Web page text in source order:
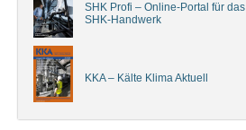
SHK Profi – Online-Portal für das
SHK-Handwerk
KKA – Kälte Klima Aktuell